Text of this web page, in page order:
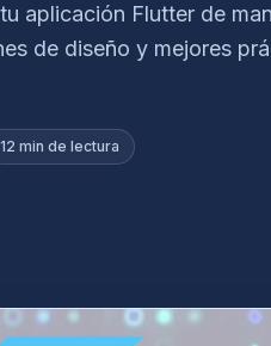
aplicación Flutter de
de diseño y mejores
12 min de lectura